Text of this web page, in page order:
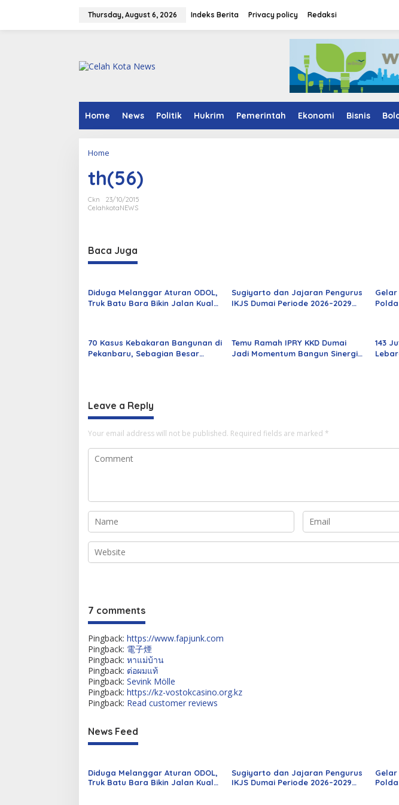
Thursday, August 6, 2026 Indeks Berita Privacy policy Redaksi
Home News Politik Hukrim Pemerintah Ekonomi Bisnis
Home
t
a
c
h
t
th(56)
Ckn
23/10/2015
CelahkotaNEWS
Baca Juga
Diduga Melanggar Aturan ODOL,
Truk Batu Bara Bikin Jalan Kuala
Sugiyarto dan Jajaran Pengurus
IKJS Dumai Periode 2026–2029
Gelar
70 Kasus Kebakaran Bangunan di
Pekanbaru, Sebagian Besar
Temu Ramah IPRY KKD Dumai
Jadi Momentum Bangun Sinergi
143
Leave a Reply
Your email address will not be published. Required fields are marked *
7 comments
Pingback: https://www.fapjunk.com
Pingback: 電子煙
Pingback: หาแม่บ้าน
Pingback: ต่อผมแท้
Pingback: Sevink Mölle
Pingback: https://kz-vostokcasino.org.kz
Pingback: Read customer reviews
News Feed
Diduga Melanggar Aturan ODOL,
Truk Batu Bara Bikin Jalan Kuala
Sugiyarto dan Jajaran Pengurus
IKJS Dumai Periode 2026–2029
Gelar